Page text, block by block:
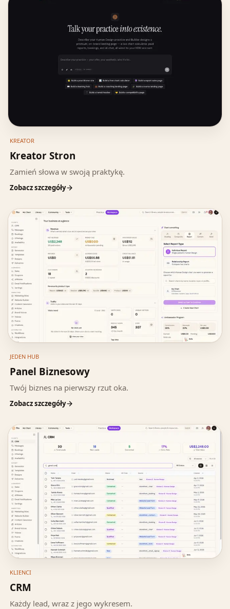
KREATOR
Kreator Stron
Zamień słowa w swoją praktykę.
Zobacz szczegóły
JEDEN HUB
Panel Biznesowy
Twój biznes na pierwszy rzut oka.
Zobacz szczegóły
KLIENCI
CRM
Każdy lead, wraz z jego wykresem.